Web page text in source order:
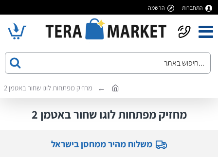
התחברות הרשמה
מחזיק מפתחות לוגו שחור באטמן 2
מחזיק מפתחות לוגו שחור באטמן 2
משלוח מהיר ממחסן בישראל